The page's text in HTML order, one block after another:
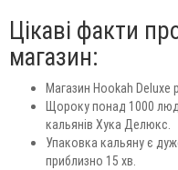
Цікаві факти
магазин:
Магазин Hookah Deluxe
Щороку понад 1000
кальянів Хука Делюкс.
Упаковка кальяну є
приблизно 15 хв.